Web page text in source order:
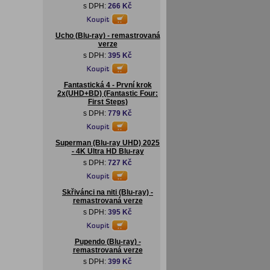
s DPH: 266 Kč
Ucho (Blu-ray) - remastrovaná
verze
s DPH: 395 Kč
Fantastická 4 - První krok
2x(UHD+BD) (Fantastic Four:
First Steps)
s DPH: 779 Kč
Superman (Blu-ray UHD) 2025
- 4K Ultra HD Blu-ray
s DPH: 727 Kč
Skřivánci na niti (Blu-ray) -
remastrovaná verze
s DPH: 395 Kč
Pupendo (Blu-ray) -
remastrovaná verze
s DPH: 399 Kč